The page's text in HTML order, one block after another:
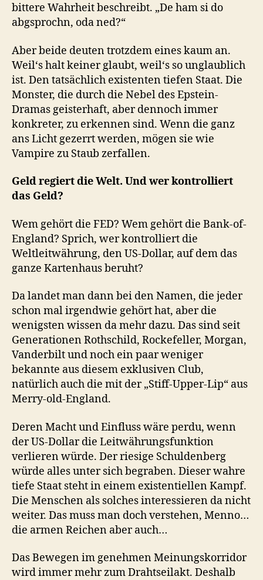
bittere Wahrheit beschreibt. „De ham si do
abgsprochn, oda ned?“
Aber beide deuten trotzdem eines kaum an.
Weil‘s halt keiner glaubt, weil‘s so unglaublich
ist. Den tatsächlich existenten tiefen Staat. Die
Monster, die durch die Nebel des Epstein-
Dramas geisterhaft, aber dennoch immer
konkreter, zu erkennen sind. Wenn die ganz
ans Licht gezerrt werden, mögen sie wie
Vampire zu Staub zerfallen.
Geld regiert die Welt. Und wer kontrolliert
das Geld?
Wem gehört die FED? Wem gehört die Bank-of-
England? Sprich, wer kontrolliert die
Weltleitwährung, den US-Dollar, auf dem das
ganze Kartenhaus beruht?
Da landet man dann bei den Namen, die jeder
schon mal irgendwie gehört hat, aber die
wenigsten wissen da mehr dazu. Das sind seit
Generationen Rothschild, Rockefeller, Morgan,
Vanderbilt und noch ein paar weniger
bekannte aus diesem exklusiven Club,
natürlich auch die mit der „Stiff-Upper-Lip“ aus
Merry-old-England.
Deren Macht und Einfluss wäre perdu, wenn
der US-Dollar die Leitwährungsfunktion
verlieren würde. Der riesige Schuldenberg
würde alles unter sich begraben. Dieser wahre
tiefe Staat steht in einem existentiellen Kampf.
Die Menschen als solches interessieren da nicht
weiter. Das muss man doch verstehen, Menno…
die armen Reichen aber auch…
Das Bewegen im genehmen Meinungskorridor
wird immer mehr zum Drahtseilakt. Deshalb